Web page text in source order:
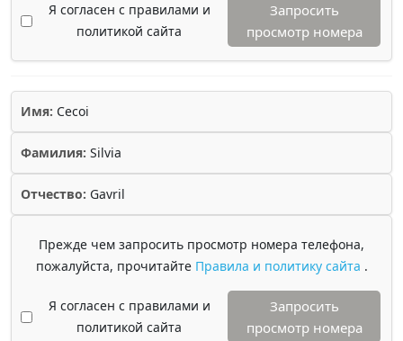
Я согласен с правилами и
политикой сайта
Запросить
просмотр номера
Имя: Cecoi
Фамилия: Silvia
Отчество: Gavril
Прежде чем запросить просмотр номера телефона,
пожалуйста, прочитайте Правила и политику сайта .
Я согласен с правилами и
политикой сайта
Запросить
просмотр номера